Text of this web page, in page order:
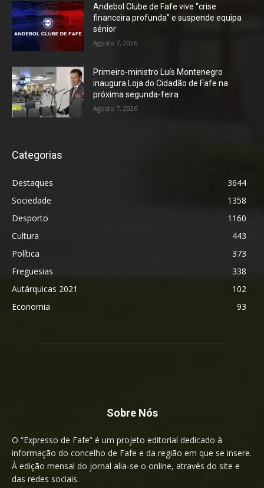
Andebol Clube de Fafe vive “crise
financeira profunda” e suspende equipa
sénior
Agosto 7, 2026
Primeiro-ministro Luís Montenegro
inaugura Loja do Cidadão de Fafe na
próxima segunda-feira
Agosto 7, 2026
Categorias
Destaques
3644
Sociedade
1358
Desporto
1160
Cultura
443
Política
373
Freguesias
338
Autárquicas 2021
102
Economia
93
Sobre Nós
O “Expresso de Fafe” é um projeto editorial dedicado à
informação do concelho de Fafe e da região em que se insere.
À edição mensal do jornal alia-se o online, através do site e
das redes sociais.